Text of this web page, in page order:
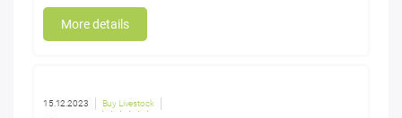
More details
15.12.2023 Buy Livestock